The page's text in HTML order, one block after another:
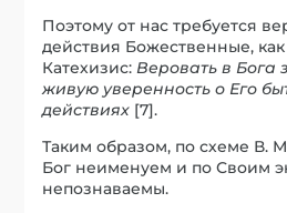
Поэтому от нас требуется
действия Божественные, как
Катехизис:Веровать в Бога
живую уверенность о Его
действиях [7].
Таким образом, по схеме В.
Бог неименуем и по Своим
непознаваемы.